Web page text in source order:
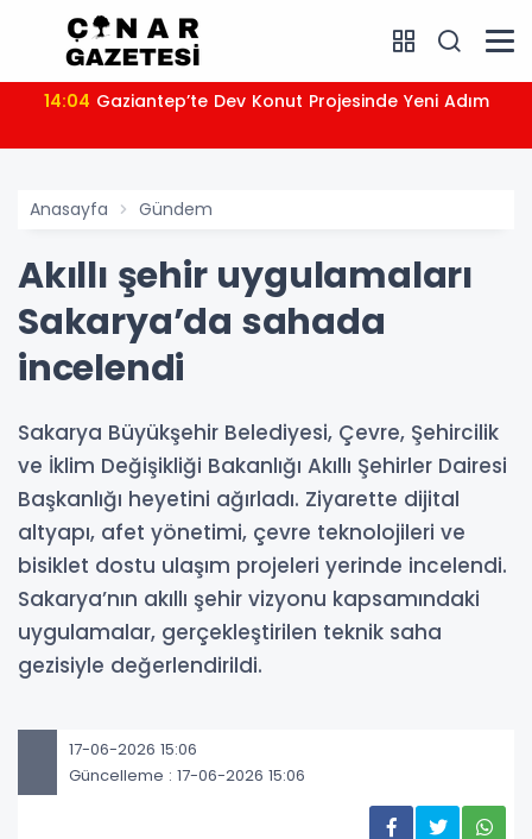
14:04 Gaziantep’te Dev Konut Projesinde Yeni Adım
Anasayfa Gündem
Akıllı şehir uygulamaları
Sakarya’da sahada
incelendi
Sakarya Büyükşehir Belediyesi, Çevre, Şehircilik
ve İklim Değişikliği Bakanlığı Akıllı Şehirler Dairesi
Başkanlığı heyetini ağırladı. Ziyarette dijital
altyapı, afet yönetimi, çevre teknolojileri ve
bisiklet dostu ulaşım projeleri yerinde incelendi.
Sakarya’nın akıllı şehir vizyonu kapsamındaki
uygulamalar, gerçekleştirilen teknik saha
gezisiyle değerlendirildi.
17-06-2026 15:06
Güncelleme : 17-06-2026 15:06